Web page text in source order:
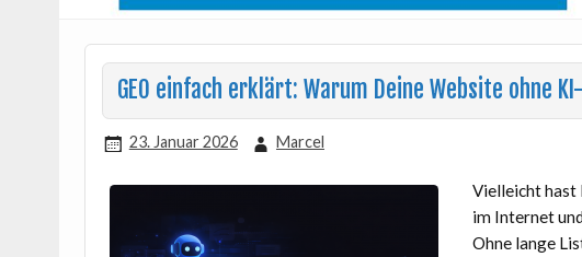
GEO einfach erklärt: Warum Deine Website ohne
23. Januar 2026 Marcel
Vielleicht hast
im Internet
Ohne lange